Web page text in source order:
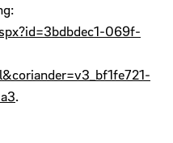
069f-
.